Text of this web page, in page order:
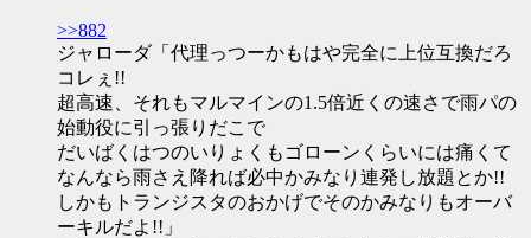
>>882
ジャローダ「代理っつーかもはや完全に上位互換だろ
コレぇ!!
超高速、それもマルマインの1.5倍近くの速さで雨パの
始動役に引っ張りだこで
だいばくはつのいりょくもゴローンくらいには痛くて
なんなら雨さえ降れば必中かみなり連発し放題とか!!
しかもトランジスタのおかげでそのかみなりもオーバ
ーキルだよ!!」